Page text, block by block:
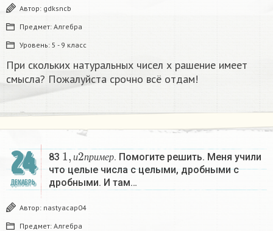
Автор: gdksncb
Предмет: Алгебра
Уровень: 5 - 9 класс
При скольких натуральных чисел х рашение имеет
смысла? Пожалуйста срочно всё отдам!
24
ДЕКАБРЬ
83 и п р име р
1,и2п ример
. Помогите решить. Меня учили
что целые числа с целыми, дробными с
дробными. И там…
Автор: nastyacap04
Предмет: Алгебра